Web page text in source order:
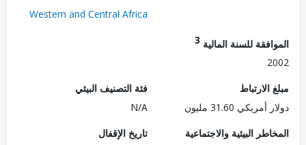
Western and Central Africa
للسنة المالية3
31.60 مليون
فئة التصنيف البيئي
البيئية والاجتماعية
تاريخ الإقفال